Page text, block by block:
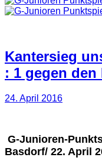
Kantersieg
: 1 gegen den
24. April 2016
G-Junioren-
Basdorf/ 22. April